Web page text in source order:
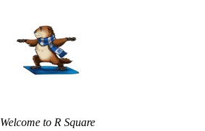
Welcome to R Square